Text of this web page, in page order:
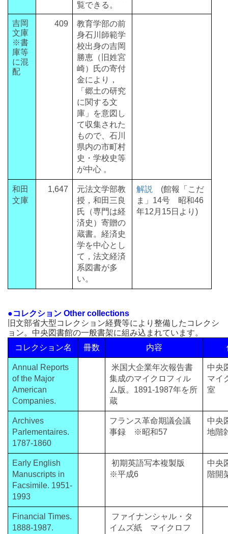
覧できる。
吉岡
文庫
※書
庫等
に混
配
409
教育学部の前
身石川師範学
校出身の吉岡
勝恵（旧姓宮
崎）氏の寄付
金により，
「郷土の研究
に関する文
庫」を意図し
て収集された
もので、石川
県内の市町村
史・学校史等
が中心 。
和田
文庫
1,647
元法文学部教
授，和田三良
氏（専門は経
済史）寄贈の
蔵書。経済史
学を中心とし
て，法文経済
系図書が多
い。
解説
(館報「こだ
ま」14号 昭和46
年12月15日より)
●コレクション Other collections
旧文部省大型コレクション経費等により整備したコレクシ
ョン。中央図書館の一般書架に組み込まれています。
コレクション名
冊数 内容
Annual Reports
of the Major
American
Companies.
米国大企業年次報告書
集成のマイクロフィル
ム版。1891-1987年を所
蔵
中央
マイ
室
Archives
Parlementaires.
1787-1860
フランス革命期議会議
事録 ※昭和57
中央
地階
Early English
Manuscripts in
Facsimile. 1951-
1993
初期英語写本複製版
※平成6
中央
階開
Financial Times.
1888-1987.
ファイナンシャル・タ
イムズ紙 マイクロフ